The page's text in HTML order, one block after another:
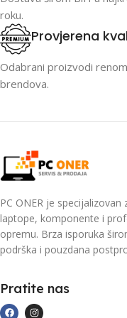
roku.
Provjerena
Odabrani proizvodi
brendova.
PC ONER je specijalizovan
laptope, komponente i
opremu. Brza isporuka
podrška i pouzdana
Pratite nas